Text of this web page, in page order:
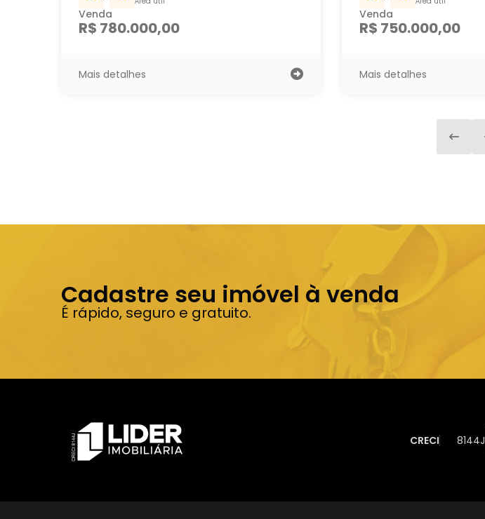
Venda
R$ 780.000,00
Mais detalhes
Venda
R$ 750.000,00
Mais detalhes
Cadastre seu imóvel à venda
É rápido, seguro e gratuito.
CRECI 8144J